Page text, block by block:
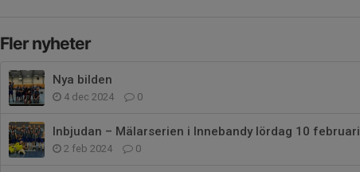
Fler nyheter
Nya bilden
4 dec 2024 0
Inbjudan – Mälarserien i Innebandy lördag 10 februari
2 feb 2024 0